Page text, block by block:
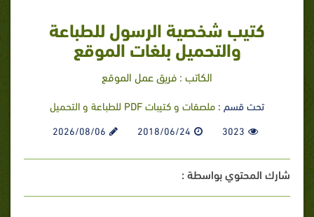
كتيب شخصية الرسول للطباعة
والتحميل بلغات الموقع
الكاتب : فريق عمل الموقع
تحت قسم : ملصقات و كتيبات PDF للطباعة و التحميل
3023
2018/06/24
2026/08/06
شارك المحتوي بواسطة :